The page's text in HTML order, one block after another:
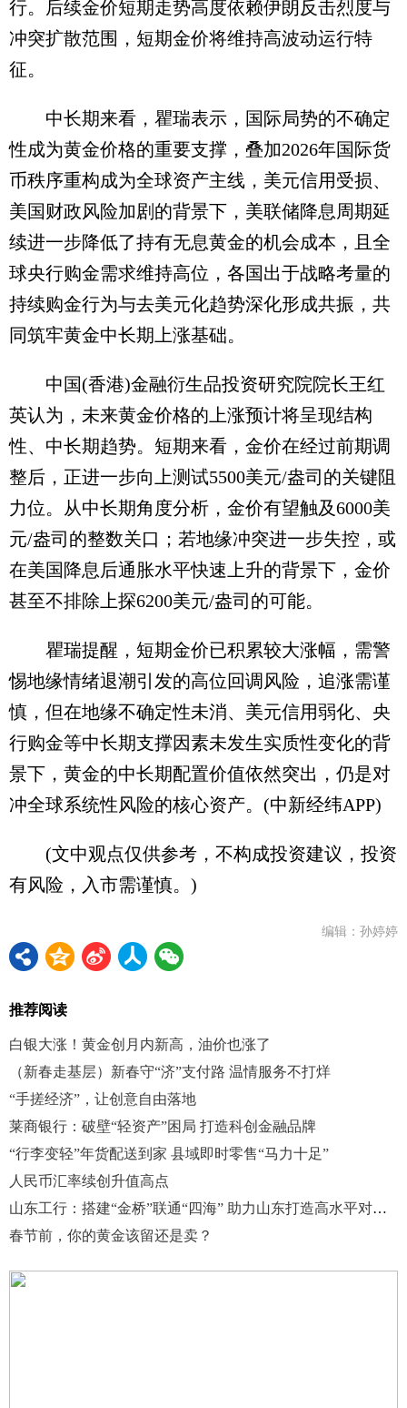
行。后续金价短期走势高度依赖伊朗反击烈度与
冲突扩散范围，短期金价将维持高波动运行特
征。
中长期来看，瞿瑞表示，国际局势的不确定
性成为黄金价格的重要支撑，叠加2026年国际货
币秩序重构成为全球资产主线，美元信用受损、
美国财政风险加剧的背景下，美联储降息周期延
续进一步降低了持有无息黄金的机会成本，且全
球央行购金需求维持高位，各国出于战略考量的
持续购金行为与去美元化趋势深化形成共振，共
同筑牢黄金中长期上涨基础。
中国(香港)金融衍生品投资研究院院长王红
英认为，未来黄金价格的上涨预计将呈现结构
性、中长期趋势。短期来看，金价在经过前期调
整后，正进一步向上测试5500美元/盎司的关键阻
力位。从中长期角度分析，金价有望触及6000美
元/盎司的整数关口；若地缘冲突进一步失控，或
在美国降息后通胀水平快速上升的背景下，金价
甚至不排除上探6200美元/盎司的可能。
瞿瑞提醒，短期金价已积累较大涨幅，需警
惕地缘情绪退潮引发的高位回调风险，追涨需谨
慎，但在地缘不确定性未消、美元信用弱化、央
行购金等中长期支撑因素未发生实质性变化的背
景下，黄金的中长期配置价值依然突出，仍是对
冲全球系统性风险的核心资产。(中新经纬APP)
(文中观点仅供参考，不构成投资建议，投资
有风险，入市需谨慎。)
编辑：孙婷婷
推荐阅读
白银大涨！黄金创月内新高，油价也涨了
（新春走基层）新春守“济”支付路 温情服务不打烊
“手搓经济”，让创意自由落地
莱商银行：破壁“轻资产”困局 打造科创金融品牌
“行李变轻”年货配送到家 县域即时零售“马力十足”
人民币汇率续创升值高点
山东工行：搭建“金桥”联通“四海” 助力山东打造高水平对外开放新高地
春节前，你的黄金该留还是卖？